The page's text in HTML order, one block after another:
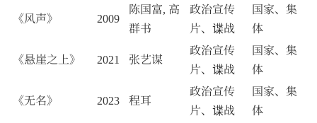
《风声》
2009
陈国富, 高
群书
政治宣传
片、谍战
国家、集
体
《悬崖之上》
2021 张艺谋
政治宣传
片、谍战
国家、集
体
《无名》
2023 程耳
政治宣传
片、谍战
国家、集
体